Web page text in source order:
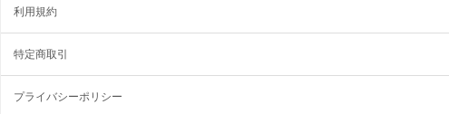
利用規約
特定商取引
プライバシーポリシー